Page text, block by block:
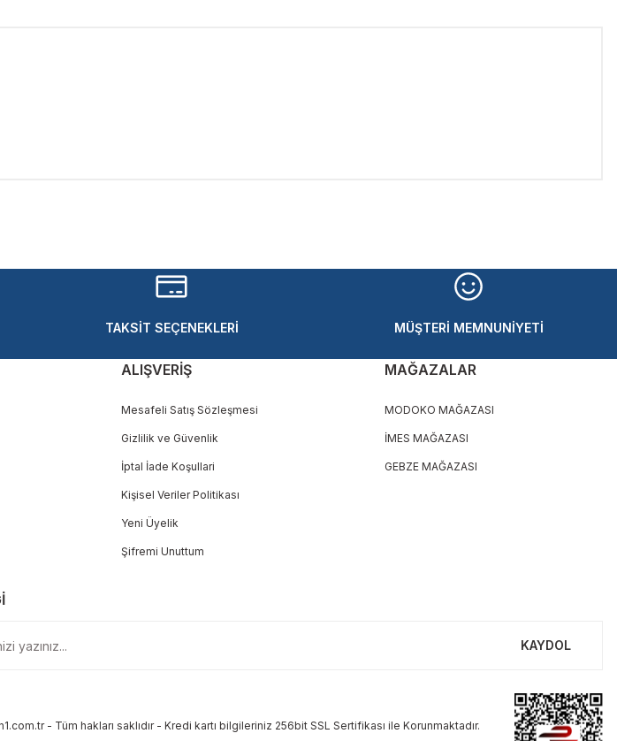
Yaz
TAKSİT SEÇENEKLERİ MÜŞTERİ MEMNUNİYETİ
ALIŞVERİŞ
Mesafeli Satış Sözleşmesi
Gizlilik ve Güvenlik
İptal İade Koşullari
Kişisel Veriler Politikası
Yeni Üyelik
Şifremi Unuttum
MAĞAZALAR
MODOKO MAĞAZASI
İMES MAĞAZASI
GEBZE MAĞAZASI
KAYDOL
- Tüm hakları saklıdır - Kredi kartı bilgileriniz 256bit SSL Sertifikası ile Korunmaktadır.